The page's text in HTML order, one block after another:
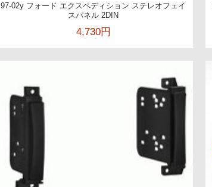
97-02y フォード エクスペディション ステレオフェイ
スパネル 2DIN
4,730円